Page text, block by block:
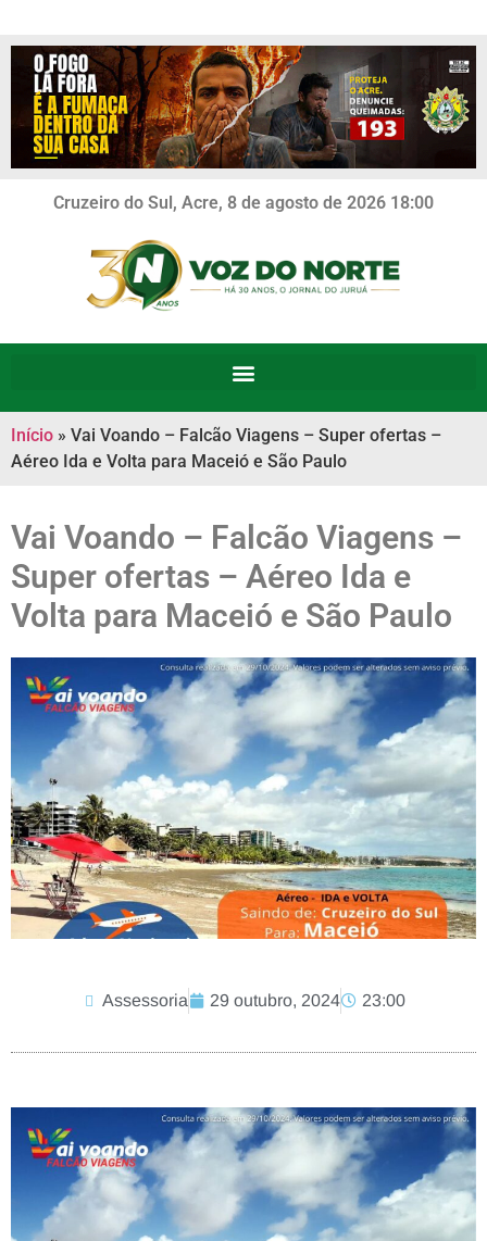
Cruzeiro do Sul, Acre, 8 de agosto de 2026 18:00
Início » Vai Voando – Falcão Viagens – Super ofertas –
Aéreo Ida e Volta para Maceió e São Paulo
Vai Voando – Falcão Viagens –
Super ofertas – Aéreo Ida e
Volta para Maceió e São Paulo
Assessoria 29 outubro, 2024 23:00